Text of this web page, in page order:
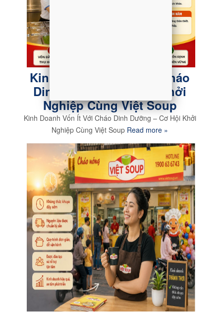
Kinh Doanh Vốn Ít Với Cháo
Dinh Dưỡng – Cơ Hội Khởi
Nghiệp Cùng Việt Soup
Kinh Doanh Vốn Ít Với Cháo Dinh Dưỡng – Cơ Hội Khởi
Nghiệp Cùng Việt Soup Read more »